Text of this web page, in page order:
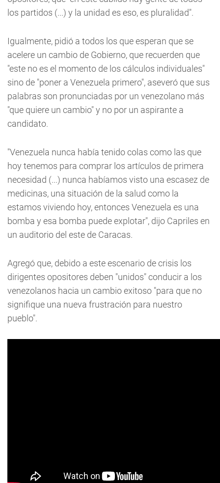
los partidos (...) y la unidad es eso, es pluralidad".
Igualmente, pidió a todos los que esperan que se
acelere un cambio de Gobierno, que recuerden que
"este no es el momento de los cálculos individuales"
sino de "poner a Venezuela primero", aseveró que sus
palabras son pronunciadas por un venezolano más
"que quiere un cambio" y no por un aspirante a
candidato.
"Venezuela nunca había tenido colas como las que
hoy tenemos para comprar los artículos de primera
necesidad (...) nunca habíamos visto una escasez de
medicinas, una situación de la salud como la
estamos viviendo hoy, entonces Venezuela es una
bomba y esa bomba puede explotar", dijo Capriles en
un auditorio del este de Caracas.
Agregó que, debido a este escenario de crisis los
dirigentes opositores deben "unidos" conducir a los
venezolanos hacia un cambio exitoso "para que no
signifique una nueva frustración para nuestro
pueblo".